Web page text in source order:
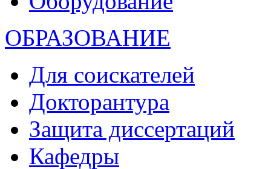
ОБРАЗОВАНИЕ
Для соискателей
Докторантура
Защита диссертаций
Кафедры